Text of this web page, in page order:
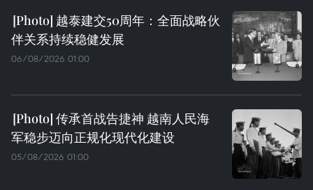
越泰建交50周年：全面战略伙
伴关系持续稳健发展
06/08/2026 01:00
传承首战告捷神 越南人民海
军稳步迈向正规化现代化建设
05/08/2026 01:00